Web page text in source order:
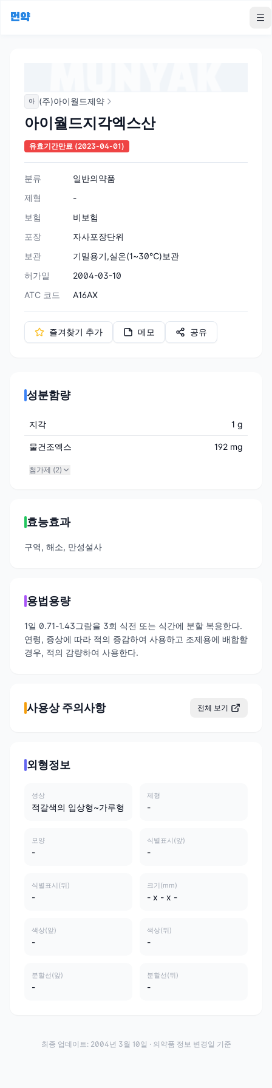
먼약
아 (주)아이월드제약
아이월드지각엑스산
유효기간만료 (2023-04-01)
분류
일반의약품
제형
-
보험
비보험
포장
자사포장단위
보관
기밀용기,실온(1~30℃)보관
허가일
2004-03-10
ATC 코드
A16AX
즐겨찾기 추가 메모 공유
성분함량
지각 1 g
물건조엑스 192 mg
첨가제 (2)
효능효과
구역, 해소, 만성설사
용법용량
1일 0.71-1.43그람을 3회 식전 또는 식간에 분할 복용한다.
연령, 증상에 따라 적의 증감하여 사용하고 조제용에 배합할
경우, 적의 감량하여 사용한다.
사용상 주의사항 전체 보기
외형정보
성상
적갈색의 입상형~가루형
제형
-
모양
-
식별표시(앞)
-
식별표시(뒤)
-
크기(mm)
- x - x -
색상(앞)
-
색상(뒤)
-
분할선(앞)
-
분할선(뒤)
-
최종 업데이트: 2004년 3월 10일 · 의약품 정보 변경일 기준